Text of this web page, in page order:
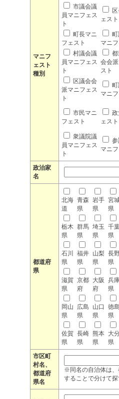
マニフ
ェスト
種別
市議会議
員マニフェス
ト
ェスト
町長マニ
フェスト
町
マニ
村議会議
員マニフェス
ト
会会
スト
区議会会
派マニフェス
ト
町
マニ
市民マニ
フェスト
政
ェスト
衆議院議
員マニフェス
ト
参
マニ
政治家
名
都道府
県
北海
道
青森
県
岩手
県
宮
県
栃木
県
群馬
県
埼玉
県
千
県
石川
県
福井
県
山梨
県
長
県
滋賀
県
京都
府
大阪
府
兵
県
岡山
県
広島
県
山口
県
徳島
県
佐賀
県
長崎
県
熊本
県
大
県
市区町
村名、
都道府
県名
※同名の自治体は、
することで分けて探